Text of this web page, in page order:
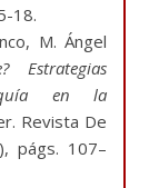
18.
M. Ángel
Estrategias
en la
Revista De
págs. 107–